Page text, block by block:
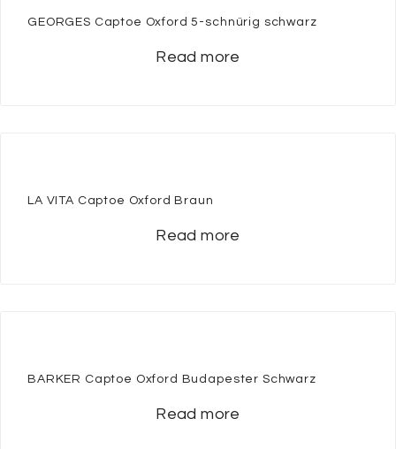
GEORGES Captoe Oxford 5-schnürig schwarz
Read more
LA VITA Captoe Oxford Braun
Read more
BARKER Captoe Oxford Budapester Schwarz
Read more